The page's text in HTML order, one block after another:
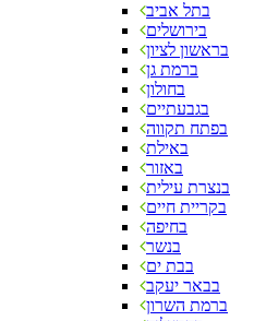
בתל אביב
בירושלים
בראשון לציון
ברמת גן
בחולון
בגבעתיים
בפתח תקווה
באילת
באזור
בנצרת עילית
בקריית חיים
בחיפה
בנשר
בבת ים
בבאר יעקב
ברמת השרון